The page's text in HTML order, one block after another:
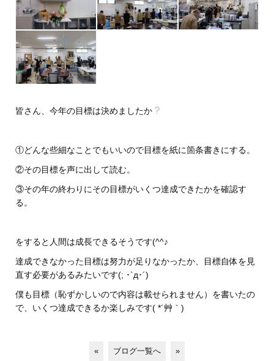
皆さん、今年の目標は決めましたか
①どんな些細なことでもいいので目標を紙に箇条書きにする。
②その目標を声に出して読む。
③その年の終わりにその目標がいくつ達成できたかを確認す
る。
をすると人間は成長できるそうです(^^♪
達成できなかった目標は努力が足りなかったか、目標自体を見
直す必要があるみたいです(; ･`д･´)
僕も目標（恥ずかしいので内容は載せられません）を書いたの
で、いくつ達成できるか楽しみです( *´艸｀)
« ブログ一覧へ »